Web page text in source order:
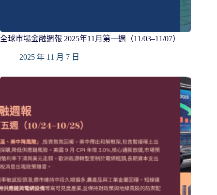
全球市場金融週報 2025年11月第一週（11/03–11/07）
2025 年 11 月 7 日